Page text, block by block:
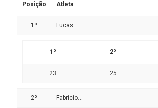
Posição Atleta
1º Lucas...
1º 2º
23 25
2º Fabrício...